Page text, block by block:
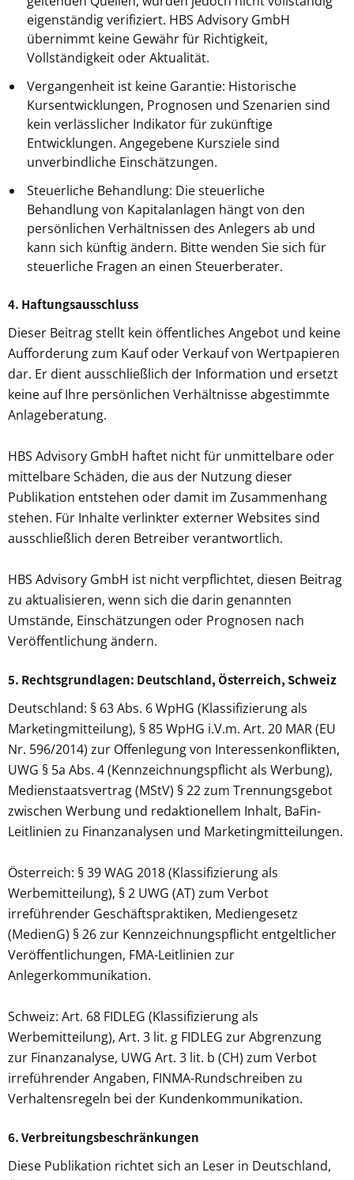
eigenständig verifiziert. HBS Advisory GmbH
übernimmt keine Gewähr für Richtigkeit,
Vollständigkeit oder Aktualität.
Vergangenheit ist keine Garantie: Historische
Kursentwicklungen, Prognosen und Szenarien sind
kein verlässlicher Indikator für zukünftige
Entwicklungen. Angegebene Kursziele sind
unverbindliche Einschätzungen.
Steuerliche Behandlung: Die steuerliche
Behandlung von Kapitalanlagen hängt von den
persönlichen Verhältnissen des Anlegers ab und
kann sich künftig ändern. Bitte wenden Sie sich für
steuerliche Fragen an einen Steuerberater.
4. Haftungsausschluss
Dieser Beitrag stellt kein öffentliches Angebot und keine
Aufforderung zum Kauf oder Verkauf von Wertpapieren
dar. Er dient ausschließlich der Information und ersetzt
keine auf Ihre persönlichen Verhältnisse abgestimmte
Anlageberatung.
HBS Advisory GmbH haftet nicht für unmittelbare oder
mittelbare Schäden, die aus der Nutzung dieser
Publikation entstehen oder damit im Zusammenhang
stehen. Für Inhalte verlinkter externer Websites sind
ausschließlich deren Betreiber verantwortlich.
HBS Advisory GmbH ist nicht verpflichtet, diesen Beitrag
zu aktualisieren, wenn sich die darin genannten
Umstände, Einschätzungen oder Prognosen nach
Veröffentlichung ändern.
5. Rechtsgrundlagen: Deutschland, Österreich, Schweiz
Deutschland: § 63 Abs. 6 WpHG (Klassifizierung als
Marketingmitteilung), § 85 WpHG i.V.m. Art. 20 MAR (EU
Nr. 596/2014) zur Offenlegung von Interessenkonflikten,
UWG § 5a Abs. 4 (Kennzeichnungspflicht als Werbung),
Medienstaatsvertrag (MStV) § 22 zum Trennungsgebot
zwischen Werbung und redaktionellem Inhalt, BaFin-
Leitlinien zu Finanzanalysen und Marketingmitteilungen.
Österreich: § 39 WAG 2018 (Klassifizierung als
Werbemitteilung), § 2 UWG (AT) zum Verbot
irreführender Geschäftspraktiken, Mediengesetz
(MedienG) § 26 zur Kennzeichnungspflicht entgeltlicher
Veröffentlichungen, FMA-Leitlinien zur
Anlegerkommunikation.
Schweiz: Art. 68 FIDLEG (Klassifizierung als
Werbemitteilung), Art. 3 lit. g FIDLEG zur Abgrenzung
zur Finanzanalyse, UWG Art. 3 lit. b (CH) zum Verbot
irreführender Angaben, FINMA-Rundschreiben zu
Verhaltensregeln bei der Kundenkommunikation.
6. Verbreitungsbeschränkungen
Diese Publikation richtet sich an Leser in Deutschland,